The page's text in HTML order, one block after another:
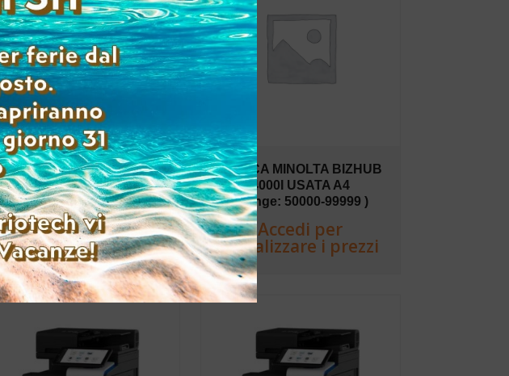
MINOLTA BIZHUB
4000I USATA A4
(Range: 10000-49999 )
Accedi per
visualizzare i prezzi
KONICA MINOLTA BIZHUB
4000I USATA A4
(Range: 50000-99999 )
Accedi per
visualizzare i prezzi